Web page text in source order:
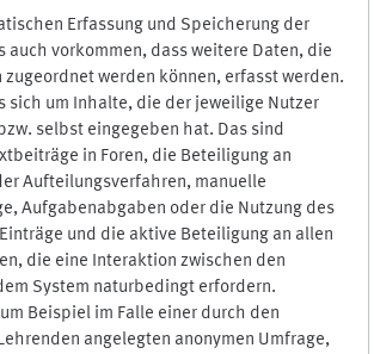
Erfassung und Speicherung der
auch vorkommen, dass weitere Daten, die
zugeordnet werden können, erfasst werden.
sich um Inhalte, die der jeweilige Nutzer
selbst eingegeben hat. Das sind
in Foren, die Beteiligung an
Aufteilungsverfahren, manuelle
Aufgabenabgaben oder die Nutzung des
und die aktive Beteiligung an allen
die eine Interaktion zwischen den
System naturbedingt erfordern.
Beispiel im Falle einer durch den
angelegten anonymen Umfrage,